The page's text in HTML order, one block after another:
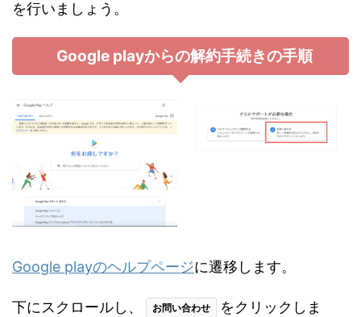
を行いましょう。
Google playからの解約手続きの手順
Google playのヘルプページに遷移します。
下にスクロールし、 お問い合わせ
をクリックしま